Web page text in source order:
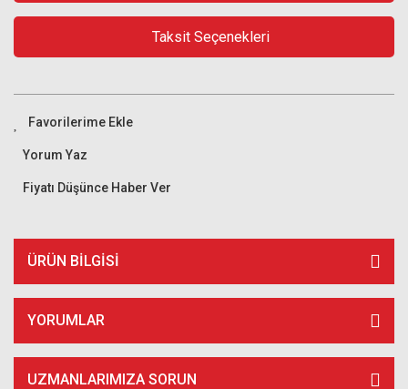
Taksit Seçenekleri
Yorum Yaz
Fiyatı Düşünce Haber Ver
ÜRÜN BILGISI
YORUMLAR
UZMANLARIMIZA SORUN